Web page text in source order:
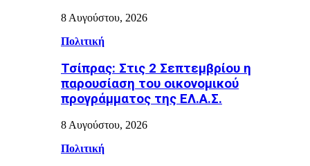
8 Αυγούστου, 2026
Πολιτική
Τσίπρας: Στις 2 Σεπτεμβρίου η
παρουσίαση του οικονομικού
προγράμματος της ΕΛ.Α.Σ.
8 Αυγούστου, 2026
Πολιτική